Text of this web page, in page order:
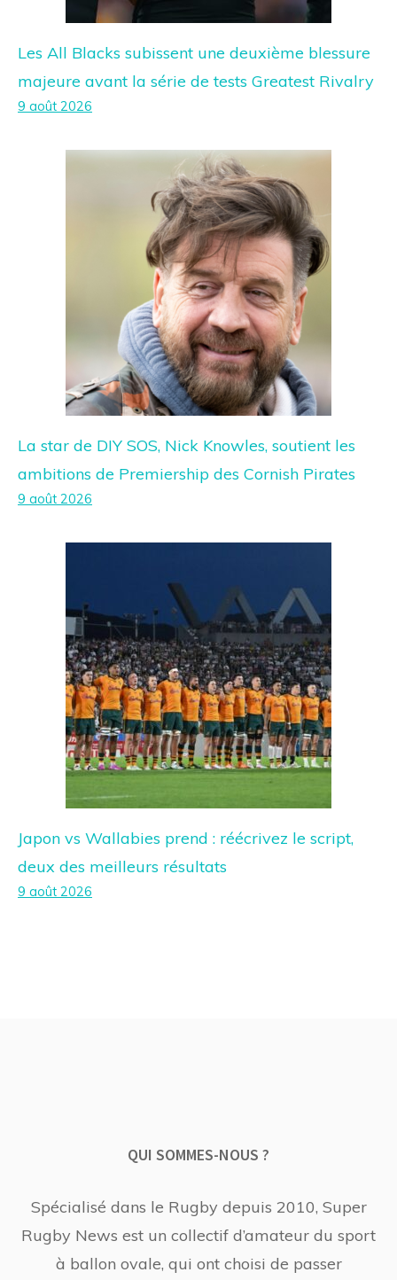
Les All Blacks subissent une deuxième blessure
majeure avant la série de tests Greatest Rivalry
9 août 2026
La star de DIY SOS, Nick Knowles, soutient les
ambitions de Premiership des Cornish Pirates
9 août 2026
Japon vs Wallabies prend : réécrivez le script,
deux des meilleurs résultats
9 août 2026
QUI SOMMES-NOUS ?
Spécialisé dans le Rugby depuis 2010, Super
Rugby News est un collectif d’amateur du sport
à ballon ovale, qui ont choisi de passer